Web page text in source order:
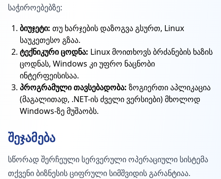
საჭიროებებზე:
ბიუჯეტი: თუ ხარჯების დაზოგვა გსურთ, Linux
საუკეთესო გზაა.
ტექნიკური ცოდნა: Linux მოითხოვს ბრძანების ხაზის
ცოდნას, Windows კი უფრო ნაცნობი
ინტერფეისისაა.
პროგრამული თავსებადობა: ზოგიერთი აპლიკაცია
(მაგალითად, .NET-ის ძველი ვერსიები) მხოლოდ
Windows-ზე მუშაობს.
შეჯამება
სწორად შერჩეული სერვერული ოპერაციული სისტემა
თქვენი ბიზნესის ციფრული სიმშვიდის გარანტიაა.